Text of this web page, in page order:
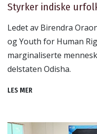
Styrker indiske
Ledet av Birendra
og Youth for Human
marginaliserte
delstaten Odisha.
LES MER